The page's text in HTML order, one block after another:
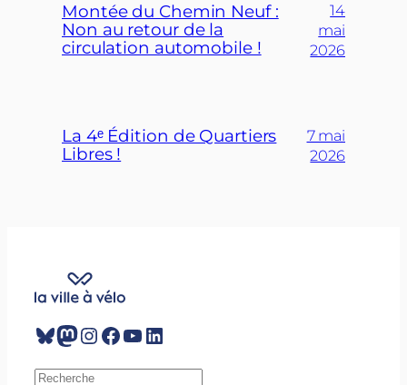
Montée du Chemin Neuf :
Non au retour de la
circulation automobile !
14
mai
2026
La 4ᵉ Édition de Quartiers
Libres !
7 mai
2026
Bluesky Mastodon InstagramFacebook YouTube LinkedIn
R